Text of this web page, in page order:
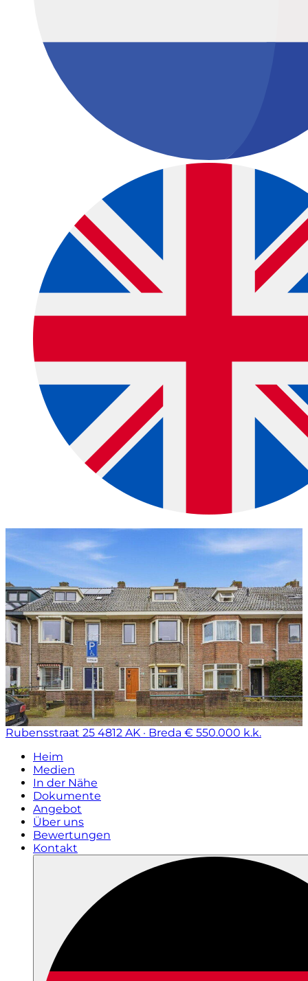
Rubensstraat 25 4812 AK · Breda € 550.000 k.k.
Heim
Medien
In der Nähe
Dokumente
Angebot
Über uns
Bewertungen
Kontakt